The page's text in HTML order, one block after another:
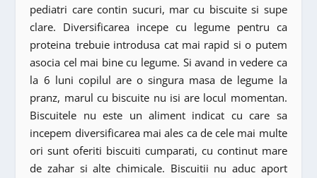
pediatri care contin sucuri, mar cu biscuite si supe
clare. Diversificarea incepe cu legume pentru ca
proteina trebuie introdusa cat mai rapid si o putem
asocia cel mai bine cu legume. Si avand in vedere ca
la 6 luni copilul are o singura masa de legume la
pranz, marul cu biscuite nu isi are locul momentan.
Biscuitele nu este un aliment indicat cu care sa
incepem diversificarea mai ales ca de cele mai multe
ori sunt oferiti biscuiti cumparati, cu continut mare
de zahar si alte chimicale. Biscuitii nu aduc aport